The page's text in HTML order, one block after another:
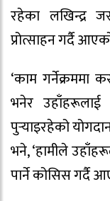
रहेका लखिन्द्र
प्रोत्साहन गर्दै
‘काम
भनेर
पुर्‍याइरहेको
भने, ‘हामीले
पार्ने कोसिस गर्दै